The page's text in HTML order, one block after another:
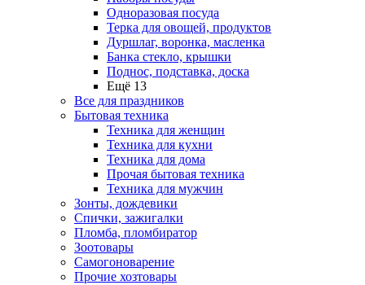
Одноразовая посуда
Терка для овощей, продуктов
Дуршлаг, воронка, масленка
Банка стекло, крышки
Поднос, подставка, доска
Ещё 13
Все для праздников
Бытовая техника
Техника для женщин
Техника для кухни
Техника для дома
Прочая бытовая техника
Техника для мужчин
Зонты, дождевики
Спички, зажигалки
Пломба, пломбиратор
Зоотовары
Самогоноварение
Прочие хозтовары